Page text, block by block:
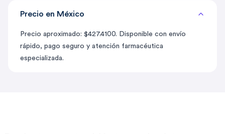
Precio en México
Precio aproximado: $427.4100. Disponible con envío
rápido, pago seguro y atención farmacéutica
especializada.